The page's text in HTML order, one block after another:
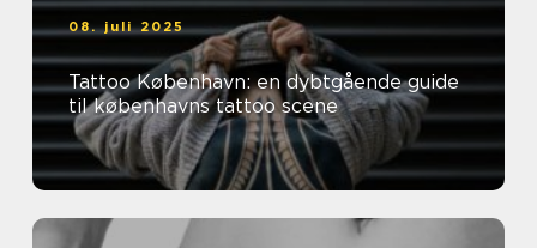
08. juli 2025
Tattoo København: en dybtgående guide
til københavns tattoo scene